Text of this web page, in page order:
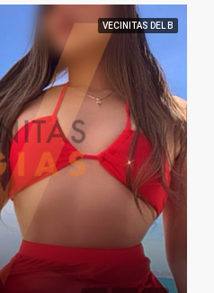
VECINITAS DEL B